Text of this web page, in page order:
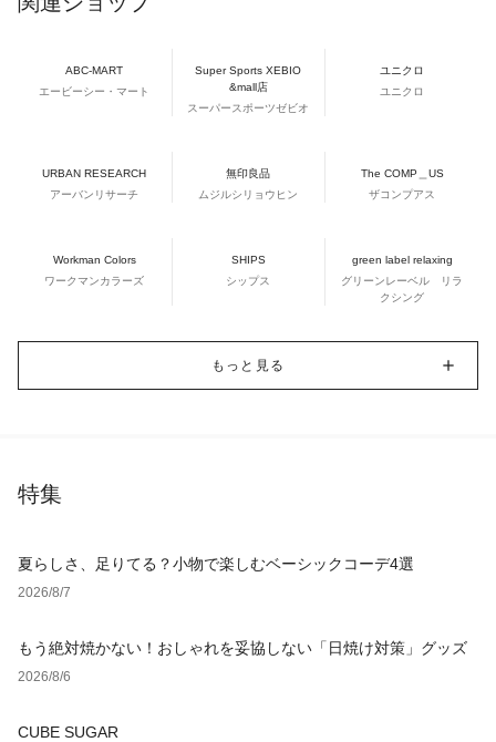
ABC-MART
エービーシー・マート
Super Sports XEBIO
&mall店
スーパースポーツゼビオ
ユニクロ
ユニクロ
URBAN RESEARCH
アーバンリサーチ
無印良品
ムジルシリョウヒン
The COMP＿US
ザコンプアス
Workman Colors
ワークマンカラーズ
SHIPS
シップス
green label relaxing
グリーンレーベル リラ
クシング
もっと見る
特集
夏らしさ、足りてる？小物で楽しむベーシックコーデ4選
2026/8/7
もう絶対焼かない！おしゃれを妥協しない「日焼け対策」グッズ
2026/8/6
CUBE SUGAR